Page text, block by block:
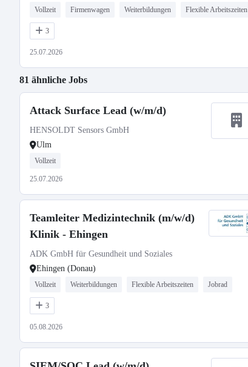
Vollzeit Firmenwagen Weiterbildungen Flexible Arbeitszeiten
3
25.07.2026
81 ähnliche Jobs
Attack Surface Lead (w/m/d)
HENSOLDT Sensors GmbH
Ulm
Vollzeit
25.07.2026
Teamleiter Medizintechnik (m/w/d)
Klinik - Ehingen
ADK GmbH für Gesundheit und Soziales
Ehingen (Donau)
Vollzeit Weiterbildungen Flexible Arbeitszeiten Jobrad
3
05.08.2026